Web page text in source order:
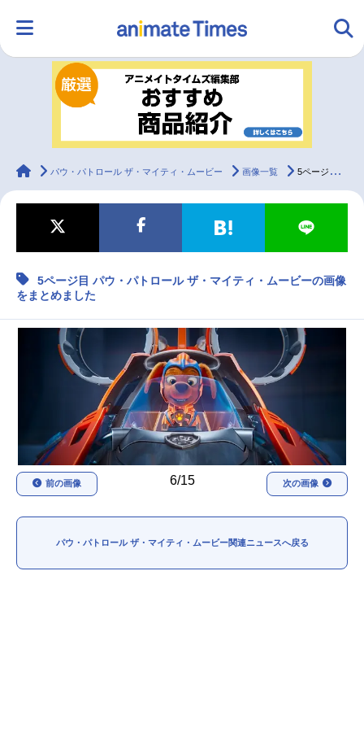
ランキング アニメ
ラジオ グッズ
マンガ・ラノベ ゲーム・アプリ 音楽 コスプレ
2.5次元 配信・Vtuber トレンド 無料マンガ
最新記事一覧
アニメ記事一覧 声優記事一覧
実写化映画一覧
今期アニメ曜日別一覧
春アニメ 夏アニメ
秋アニメ
FOLLOW US
animateTimes
パウ・パトロール ザ・マイティ・ムービー 画像一覧 5ページ目 パウ・パトロール ザ・マイティ・ムービーの画像をまとめました
5ページ目 パウ・パトロール ザ・マイティ・ムービーの画像
をまとめました
6/15
前の画像 次の画像
パウ・パトロール ザ・マイティ・ムービー関連ニュースへ戻る